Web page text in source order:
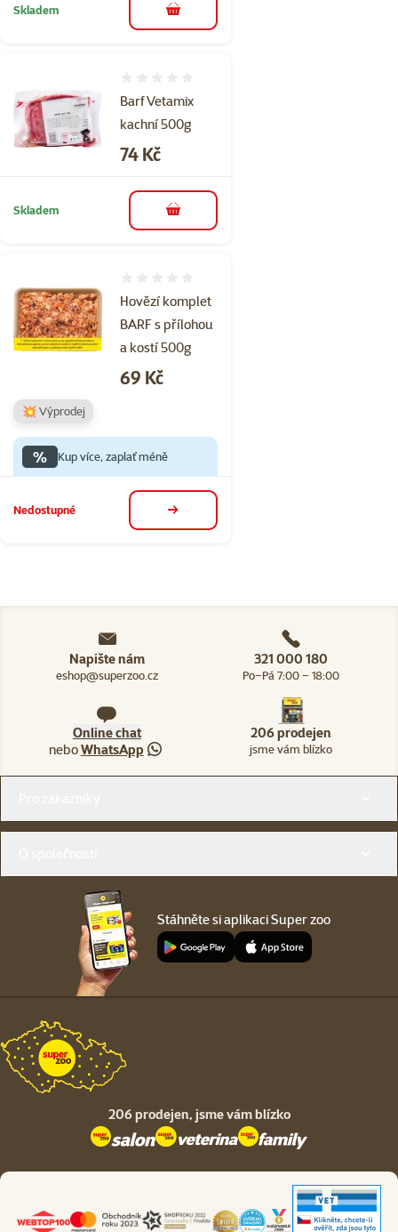
Skladem do košíku
Barf Vetamix
kachní 500g
Cena
74 Kč
Skladem do košíku
Hovězí komplet
BARF s přílohou
a kostí 500g
Cena
69 Kč
💥 Výprodej
% Kup více, zaplať méně
Nedostupné detail
Napište nám
eshop@superzoo.cz
321 000 180
Po–Pá 7:00 – 18:00
Online chat
neboWhatsApp
206 prodejen
jsme vám blízko
Stáhněte si aplikaci Super zoo
206 prodejen, jsme vám blízko